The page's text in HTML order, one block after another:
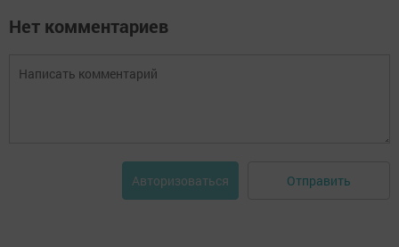
Нет комментариев
Авторизоваться Отправить